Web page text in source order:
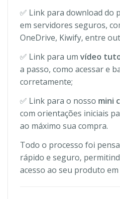
✅ Link para download do
em servidores seguros,
OneDrive, Kiwify, entre
✅ Link para um vídeo
a passo, como acessar e
corretamente;
✅ Link para o nosso mini
com orientações iniciais
ao máximo sua compra.
Todo o processo foi
rápido e seguro,
acesso ao seu produto